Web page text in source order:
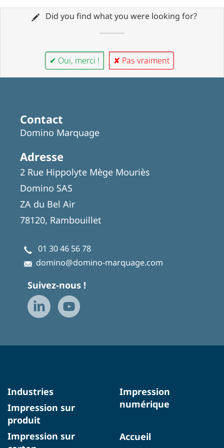
Did you find what you were looking for?
✔ Oui, merci ! ✘ Pas vraiment
Contact
Domino Marquage
Adresse
2 Rue Hippolyte Mège Mouriès
Domino SAS
ZA du Bel Air
78120, Rambouillet
01 30 46 56 78
domino@domino-marquage.com
Suivez-nous !
Industries
Impression sur
produit
Impression sur
Impression
numérique
Accueil